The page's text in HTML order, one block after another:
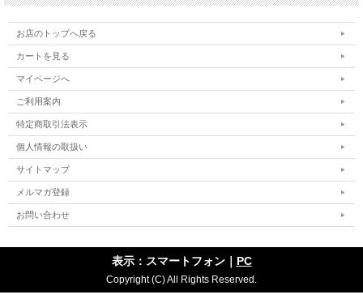
お店のトップへ戻る
カートを見る
マイページへ
ご利用案内
特定商取引法表示
個人情報の取扱い
サイトマップ
メルマガ登録
お問い合わせ
表示：スマートフォン｜ PC
Copyright (C) All Rights Reserved.